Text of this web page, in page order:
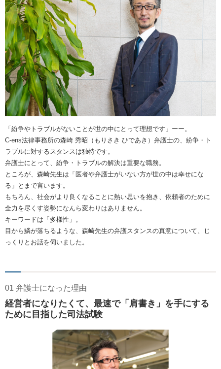
「紛争やトラブルがないことが世の中にとって理想です」ーー。
C-ens法律事務所の森崎 秀昭（もりさき ひであき）弁護士の、紛争・ト
ラブルに対するスタンスは独特です。
弁護士にとって、紛争・トラブルの解決は重要な職務。
ところが、森崎先生は「医者や弁護士がいない方が世の中は幸せにな
る」とまで言います。
もちろん、社会がより良くなることに熱い思いを抱き、依頼者のために
全力を尽くす姿勢になんら変わりはありません。
キーワードは「多様性」。
目から鱗が落ちるような、森崎先生の弁護スタンスの真意について、じ
っくりとお話を伺いました。
01 弁護士になった理由
経営者になりたくて、最速で「肩書き」を手にする
ために目指した司法試験